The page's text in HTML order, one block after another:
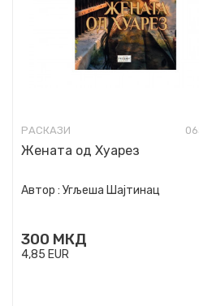
РАСКАЗИ
Жената од Хуарез
Автор : Угљеша Шајтинац
300 МКД
4,85 EUR